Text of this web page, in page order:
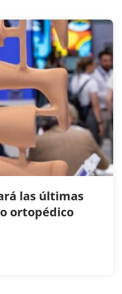
las últimas
ortopédico